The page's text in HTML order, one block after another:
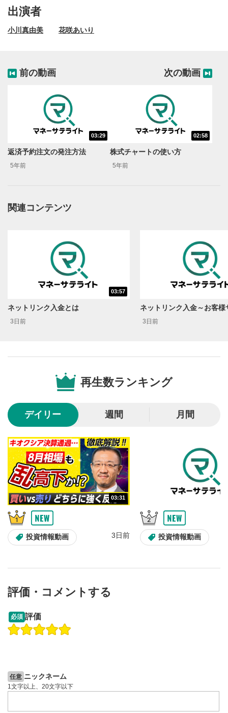
動画再生エリアにマウスを乗せると表示されます。
動画を再生または一時停止します。
10秒戻し/10秒送り
10秒、動画を巻き戻し/早送りします。
再生位置を示しています。再生したい位置をクリック
するとその位置から動画が再生されます。
音量調整
スライダーを上下すると音量が調整できます。
8
全画面表示
動画が全画面で表示されます。再度クリックすると元
出演者
小川真由美 花咲あいり
前の動画
03:29
返済予約注文の発注方法
5年前
次の動画
02:58
株式チャートの使い方
5年前
関連コンテンツ
03:57
ネットリンク入金とは
3日前 3日前
再生数ランキング
デイリー 週間 月間
03:31
投資情報動画 3日前 投資情報動画
操作説明動画
評価・コメントする
必須 評価
任意 ニックネーム
1文字以上、20文字以下